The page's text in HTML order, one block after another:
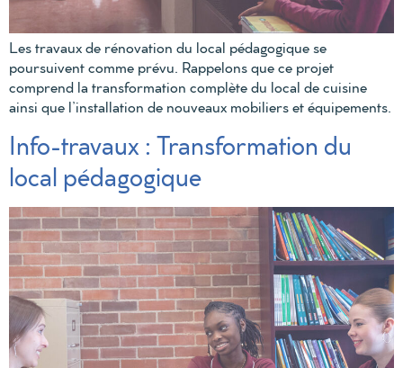
Les travaux de rénovation du local pédagogique se
poursuivent comme prévu. Rappelons que ce projet
comprend la transformation complète du local de cuisine
ainsi que l’installation de nouveaux mobiliers et équipements.
Info-travaux : Transformation du
local pédagogique